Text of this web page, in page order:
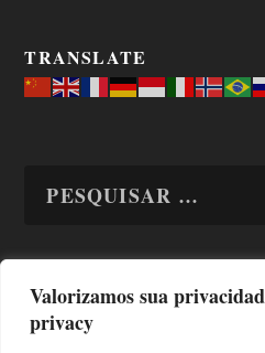
Valorizamos sua
privacy
TRANSLATE
TODAS OS ASSUNTOS